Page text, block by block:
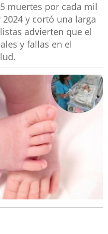
muertes por cada mil
y cortó una larga
advierten que el
y fallas en el